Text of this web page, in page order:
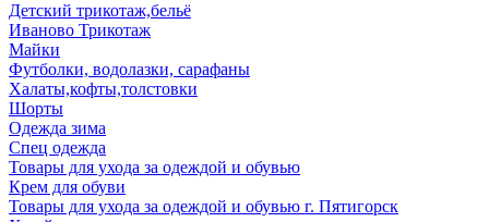
Детский трикотаж,бельё
Иваново Трикотаж
Майки
Футболки, водолазки, сарафаны
Халаты,кофты,толстовки
Шорты
Одежда зима
Спец одежда
Товары для ухода за одеждой и обувью
Крем для обуви
Товары для ухода за одеждой и обувью г. Пятигорск